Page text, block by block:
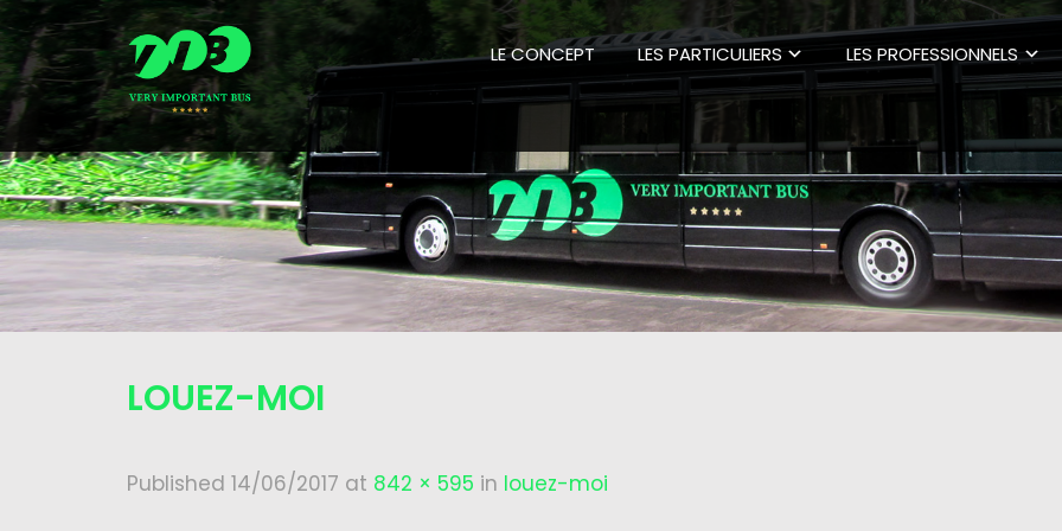
LE CONCEPT LES PARTICULIERS LES PROFESSIONNELS
LOUEZ-MOI
Published 14/06/2017 at 842 × 595 in louez-moi